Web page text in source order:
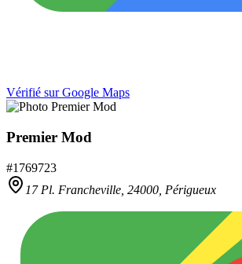
Vérifié sur Google Maps
Premier Mod
#1769723
17 Pl. Francheville, 24000 Périgueux